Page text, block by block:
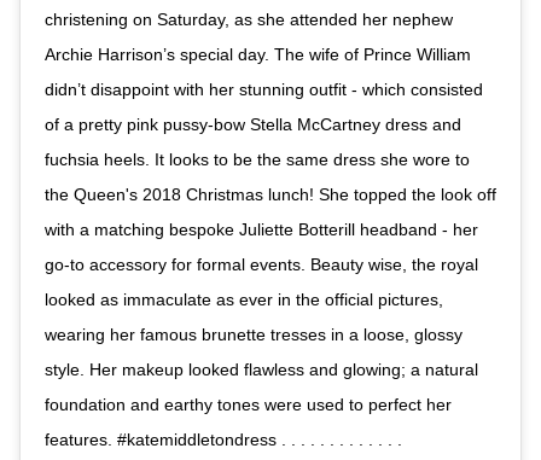
christening on Saturday, as she attended her nephew
Archie Harrison’s special day. The wife of Prince William
didn’t disappoint with her stunning outfit - which consisted
of a pretty pink pussy-bow Stella McCartney dress and
fuchsia heels. It looks to be the same dress she wore to
the Queen's 2018 Christmas lunch! She topped the look off
with a matching bespoke Juliette Botterill headband - her
go-to accessory for formal events. Beauty wise, the royal
looked as immaculate as ever in the official pictures,
wearing her famous brunette tresses in a loose, glossy
style. Her makeup looked flawless and glowing; a natural
foundation and earthy tones were used to perfect her
features. #katemiddletondress . . . . . . . . . . . . .